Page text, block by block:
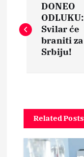
a
c
DONEO
ODLUKU:
Svilar će
braniti za
Srbiju!
Related Posts